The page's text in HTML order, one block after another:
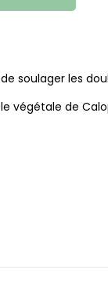
soulager les
végétale de